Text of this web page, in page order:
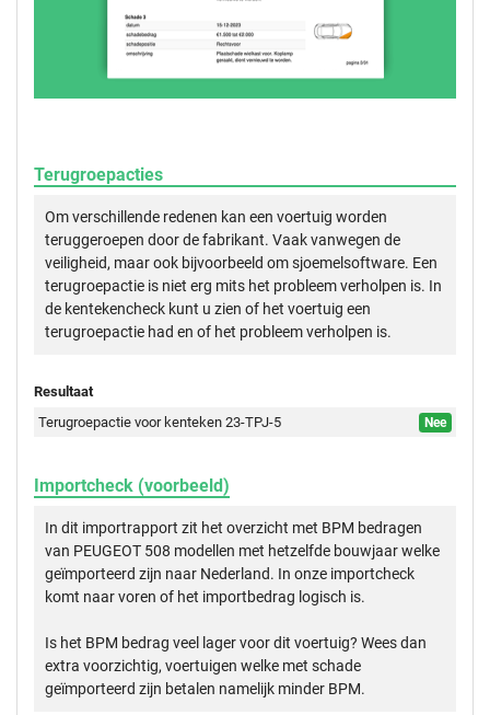
Terugroepacties
Om verschillende redenen kan een voertuig worden
teruggeroepen door de fabrikant. Vaak vanwegen de
veiligheid, maar ook bijvoorbeeld om sjoemelsoftware. Een
terugroepactie is niet erg mits het probleem verholpen is. In
de kentekencheck kunt u zien of het voertuig een
terugroepactie had en of het probleem verholpen is.
Resultaat
Terugroepactie voor kenteken 23-TPJ-5
Nee
Importcheck (voorbeeld)
In dit importrapport zit het overzicht met BPM bedragen
van PEUGEOT 508 modellen met hetzelfde bouwjaar welke
geïmporteerd zijn naar Nederland. In onze importcheck
komt naar voren of het importbedrag logisch is.
Is het BPM bedrag veel lager voor dit voertuig? Wees dan
extra voorzichtig, voertuigen welke met schade
geïmporteerd zijn betalen namelijk minder BPM.